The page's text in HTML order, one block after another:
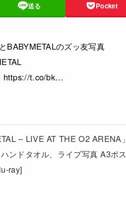
送る Pocket
BABYMETALのズッ友写真
https://t.co/bk…
– LIVE AT THE O2 ARENA」
ンドタオル、ライブ写真 A3ポス
ray]